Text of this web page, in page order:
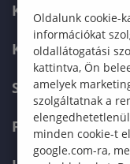
KAPCSOLAT
KÉPZÉSKERESŐ
SZERVEZETI
Oldalunk cookie-
információkat
oldallátogatási
kattintva, Ön
amelyek
szolgáltatnak a
minden cookie-t
google.com-ra,